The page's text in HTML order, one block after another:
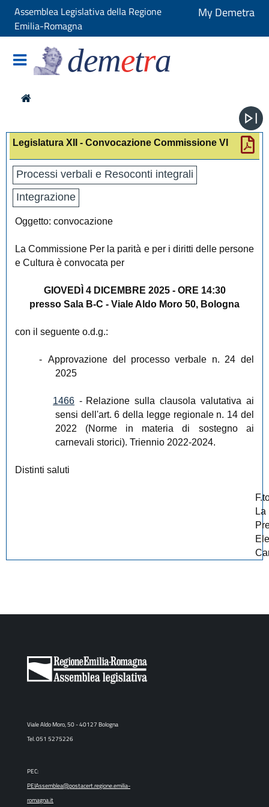
Assemblea Legislativa della Regione
Emilia-Romagna
My Demetra
demetra
Legislatura XII - Convocazione Commissione VI
Processi verbali e Resoconti integrali
Integrazione
Oggetto: convocazione
La Commissione Per la parità e per i diritti delle persone
e Cultura è convocata per
GIOVEDÌ 4 DICEMBRE 2025 - ORE 14:30
presso Sala B-C - Viale Aldo Moro 50, Bologna
con il seguente o.d.g.:
- Approvazione del processo verbale n. 24 del
2025
1466 - Relazione sulla clausola valutativa ai
sensi dell'art. 6 della legge regionale n. 14 del
2022 (Norme in materia di sostegno ai
carnevali storici). Triennio 2022-2024.
Distinti saluti
La
Viale Aldo Moro, 50 - 40127 Bologna
Tel. 051 5275226
PEC:
PEIAssemblea@postacert.regione.emilia-
romagna.it